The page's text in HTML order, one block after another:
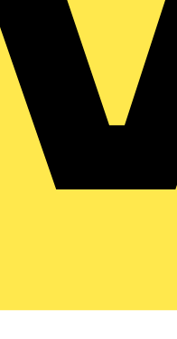
steckbaren Version!
von WAGO.